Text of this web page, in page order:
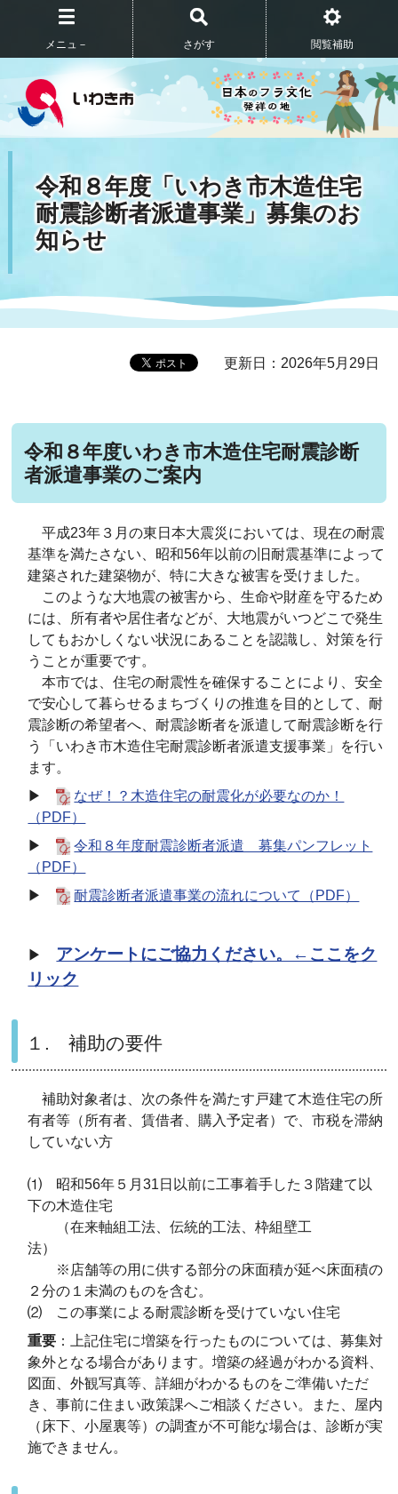
メニュ－ さがす 閲覧補助
令和８年度「いわき市木造住宅
耐震診断者派遣事業」募集のお
知らせ
更新日：2026年5月29日
令和８年度いわき市木造住宅耐震診断
者派遣事業のご案内
平成23年３月の東日本大震災においては、現在の耐震
基準を満たさない、昭和56年以前の旧耐震基準によって
建築された建築物が、特に大きな被害を受けました。
このような大地震の被害から、生命や財産を守るため
には、所有者や居住者などが、大地震がいつどこで発生
してもおかしくない状況にあることを認識し、対策を行
うことが重要です。
本市では、住宅の耐震性を確保することにより、安全
で安心して暮らせるまちづくりの推進を目的として、耐
震診断の希望者へ、耐震診断者を派遣して耐震診断を行
う「いわき市木造住宅耐震診断者派遣支援事業」を行い
ます。
▶
なぜ！？木造住宅の耐震化が必要なのか！
（PDF）
▶
令和８年度耐震診断者派遣 募集パンフレット
（PDF）
▶
耐震診断者派遣事業の流れについて（PDF）
▶ アンケートにご協力ください。←ここをク
リック
１. 補助の要件
補助対象者は、次の条件を満たす戸建て木造住宅の所
有者等（所有者、賃借者、購入予定者）で、市税を滞納
していない方
⑴ 昭和56年５月31日以前に工事着手した３階建て以
下の木造住宅
（在来軸組工法、伝統的工法、枠組壁工
法）
※店舗等の用に供する部分の床面積が延べ床面積の
２分の１未満のものを含む。
⑵ この事業による耐震診断を受けていない住宅
重要 ：上記住宅に増築を行ったものについては、募集対
象外となる場合があります。増築の経過がわかる資料、
図面、外観写真等、詳細がわかるものをご準備いただ
き、事前に住まい政策課へご相談ください。また、屋内
（床下、小屋裏等）の調査が不可能な場合は、診断が実
施できません。